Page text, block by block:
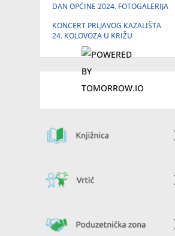
DAN OPĆINE 2024. FOTOGALERIJA
KONCERT PRLJAVOG KAZALIŠTA
24. KOLOVOZA U KRIŽU